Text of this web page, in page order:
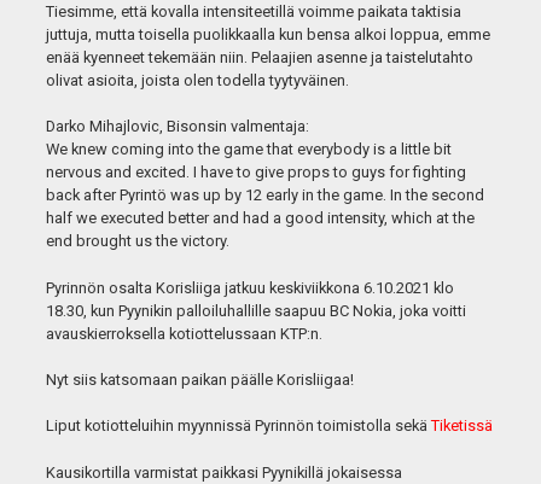
Tiesimme, että kovalla intensiteetillä voimme paikata taktisia
juttuja, mutta toisella puolikkaalla kun bensa alkoi loppua, emme
enää kyenneet tekemään niin. Pelaajien asenne ja taistelutahto
olivat asioita, joista olen todella tyytyväinen.
Darko Mihajlovic, Bisonsin valmentaja:
We knew coming into the game that everybody is a little bit
nervous and excited. I have to give props to guys for fighting
back after Pyrintö was up by 12 early in the game. In the second
half we executed better and had a good intensity, which at the
end brought us the victory.
Pyrinnön osalta Korisliiga jatkuu keskiviikkona 6.10.2021 klo
18.30, kun Pyynikin palloiluhallille saapuu BC Nokia, joka voitti
avauskierroksella kotiottelussaan KTP:n.
Nyt siis katsomaan paikan päälle Korisliigaa!
Liput kotiotteluihin myynnissä Pyrinnön toimistolla sekäTiketissä
Kausikortilla varmistat paikkasi Pyynikillä jokaisessa